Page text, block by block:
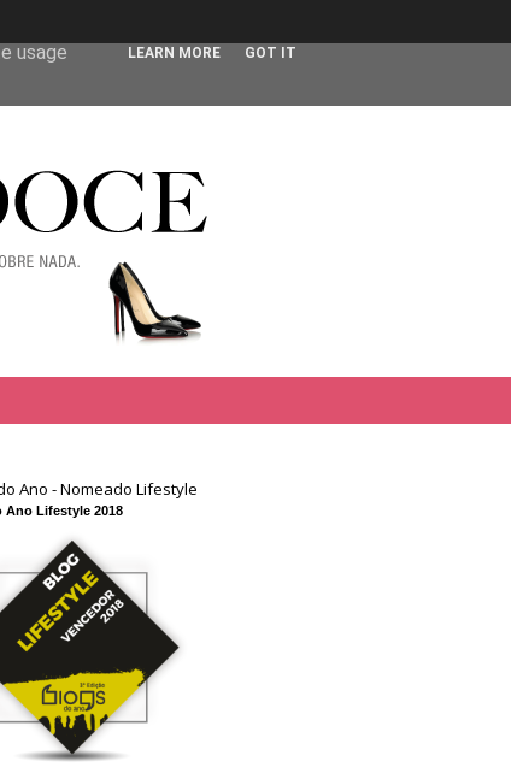
Ano - Nomeado Lifestyle
Ano Lifestyle 2018
usage
LEARN MORE GOT IT